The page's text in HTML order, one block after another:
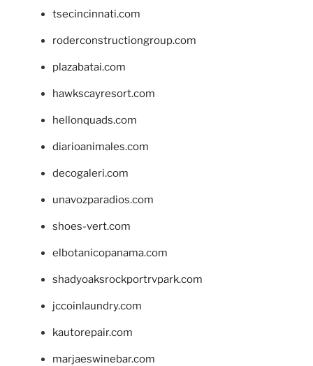
tsecincinnati.com
roderconstructiongroup.com
plazabatai.com
hawkscayresort.com
hellonquads.com
diarioanimales.com
decogaleri.com
unavozparadios.com
shoes-vert.com
elbotanicopanama.com
shadyoaksrockportrvpark.com
jccoinlaundry.com
kautorepair.com
marjaeswinebar.com